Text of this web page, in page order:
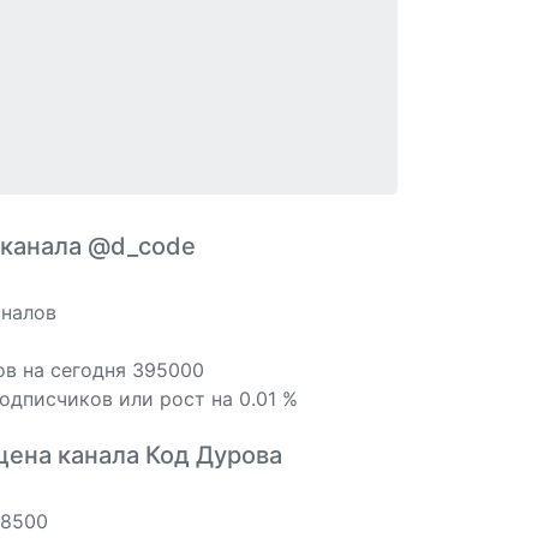
@d_code
на сегодня 395000
или рост на 0.01 %
канала Код Дурова